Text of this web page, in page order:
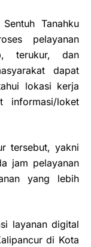
Tanahku
pelayanan
terukur, dan
dapat
lokasi kerja
informasi/loket
tersebut, yakni
jam pelayanan
yang lebih
layanan digital
di Kota